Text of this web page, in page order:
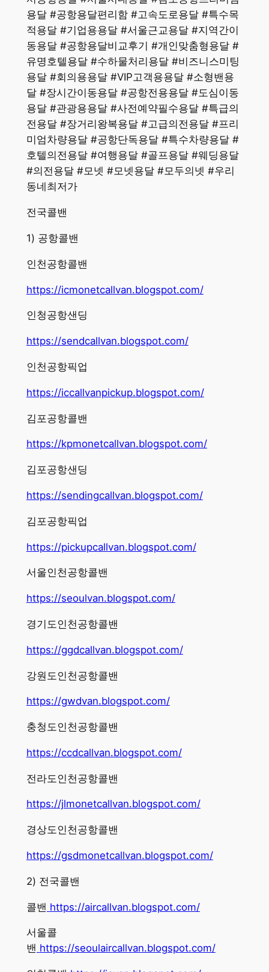
용달 #공항용달편리함 #고속도로용달 #특수목
적용달 #기업용용달 #서울근교용달 #지역간이
동용달 #공항용달비교후기 #개인맞춤형용달 #
유명호텔용달 #수하물처리용달 #비즈니스미팅
용달 #회의용용달 #VIP고객용용달 #소형밴용
달 #장시간이동용달 #공항전용용달 #도심이동
용달 #관광용용달 #사전예약필수용달 #특급의
전용달 #장거리왕복용달 #고급의전용달 #프리
미엄차량용달 #공항단독용달 #특수차량용달 #
호텔의전용달 #여행용달 #골프용달 #웨딩용달
#의전용달 #모넷 #모넷용달 #모두의넷 #우리
동네최저가
전국콜밴
​1) 공항콜밴
인천공항콜밴
https://icmonetcallvan.blogspot.com/
인청공항샌딩
https://sendcallvan.blogspot.com/
인천공항픽업
https://iccallvanpickup.blogspot.com/
김포공항콜밴
https://kpmonetcallvan.blogspot.com/
김포공항샌딩
https://sendingcallvan.blogspot.com/
김포공항픽업
https://pickupcallvan.blogspot.com/
서울인천공항콜밴
https://seoulvan.blogspot.com/
경기도인천공항콜밴
https://ggdcallvan.blogspot.com/
강원도인천공항콜밴
https://gwdvan.blogspot.com/
충청도인천공항콜밴
https://ccdcallvan.blogspot.com/
전라도인천공항콜밴
https://jlmonetcallvan.blogspot.com/
경상도인천공항콜밴
https://gsdmonetcallvan.blogspot.com/
​2) 전국콜밴
콜밴 https://aircallvan.blogspot.com/
서울콜
밴 https://seoulaircallvan.blogspot.com/